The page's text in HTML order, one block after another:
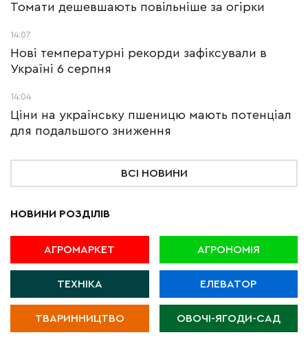
Томати дешевшають повільніше за огірки
14:07
Нові температурні рекорди зафіксували в
Україні 6 серпня
14:04
Ціни на українську пшеницю мають потенціал
для подальшого зниження
ВСІ НОВИНИ
НОВИНИ РОЗДІЛІВ
АГРОМАРКЕТ АГРОНОМІЯ
ТЕХНІКА ЕЛЕВАТОР
ТВАРИННИЦТВО ОВОЧІ-ЯГОДИ-САД